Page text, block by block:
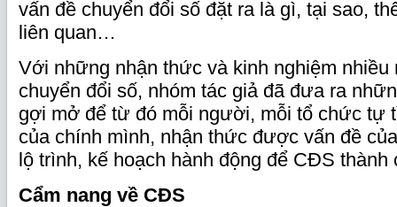
vấn đề chuyển đổi số đặt ra là gì, tại sao,
liên quan…
Với những nhận thức và kinh nghiệm nhiều
chuyển đổi số, nhóm tác giả đã đưa ra
gợi mở để từ đó mỗi người, mỗi tổ chức tự
của chính mình, nhận thức được vấn đề
lộ trình, kế hoạch hành động để CĐS thành
Cẩm nang về CĐS